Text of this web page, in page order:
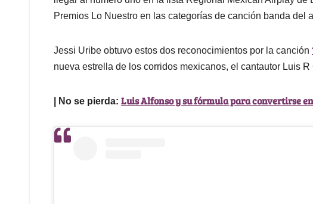
Premios Lo Nuestro en las categorías de canción banda del
Jessi Uribe obtuvo estos dos reconocimientos por la canción
nueva estrella de los corridos mexicanos, el cantautor Luis R
| No se pierda: Luis Alfonso y su fórmula para convertirse en